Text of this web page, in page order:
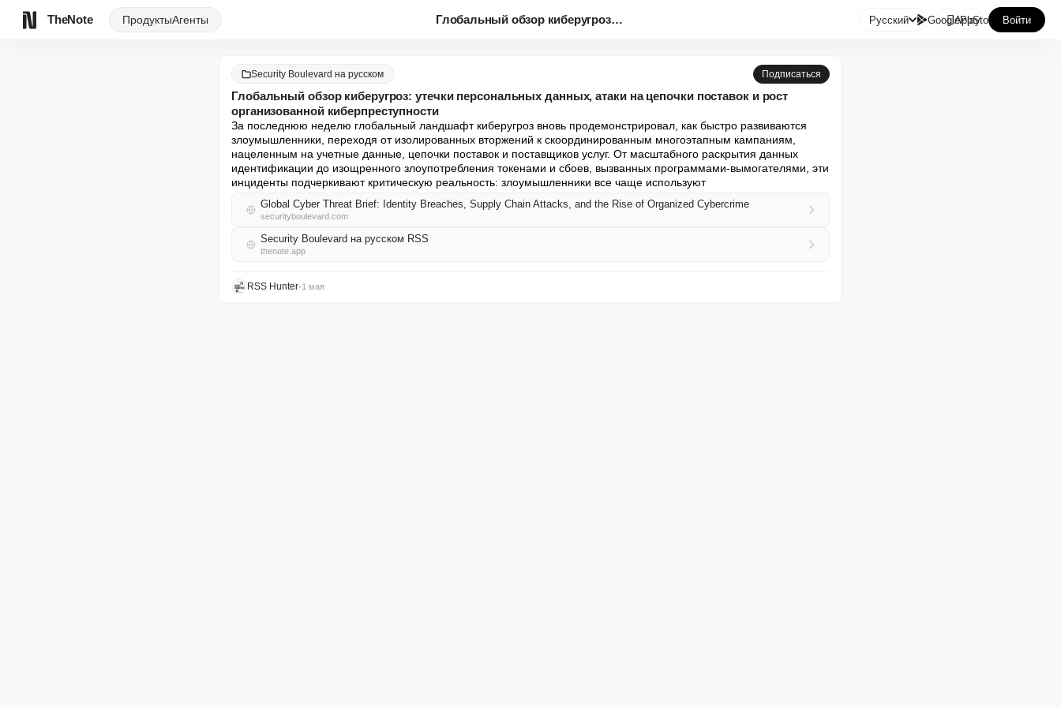
TheNote ПродуктыАгенты Глобальный обзор киберугроз: у... Русский GooglePlay
AppStore Войти
Security Boulevard на русском Подписаться
Глобальный обзор киберугроз: утечки персональных данных, атаки на цепочки поставок и рост
организованной киберпреступности
За последнюю неделю глобальный ландшафт киберугроз вновь продемонстрировал, как быстро развиваются
злоумышленники, переходя от изолированных вторжений к скоординированным многоэтапным кампаниям,
нацеленным на учетные данные, цепочки поставок и поставщиков услуг. От масштабного раскрытия данных
идентификации до изощренного злоупотребления токенами и сбоев, вызванных программами-вымогателями, эти
инциденты подчеркивают критическую реальность: злоумышленники все чаще используют
Global Cyber Threat Brief: Identity Breaches, Supply Chain Attacks, and the Rise of Organized Cybercrime
securityboulevard.com
Security Boulevard на русском RSS
thenote.app
RSS Hunter•1 мая